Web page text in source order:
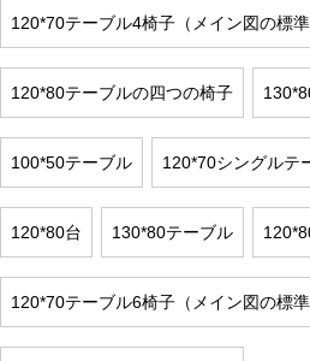
120*70テーブル4椅子（メイン図の標準
120*80テーブルの四つの椅子
100*50テーブル 120*70シングルテ
120*80台 130*80テーブル
120*70テーブル6椅子（メイン図の標準